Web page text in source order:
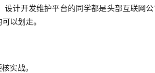
计开发维护平台的同学都是头部互联网
以划走。
实战。